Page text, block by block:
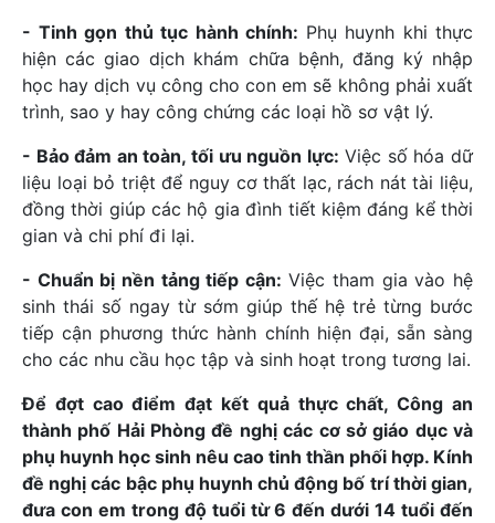
- Tinh gọn thủ tục hành chính: Phụ huynh khi thực
hiện các giao dịch khám chữa bệnh, đăng ký nhập
học hay dịch vụ công cho con em sẽ không phải xuất
trình, sao y hay công chứng các loại hồ sơ vật lý.
- Bảo đảm an toàn, tối ưu nguồn lực: Việc số hóa dữ
liệu loại bỏ triệt để nguy cơ thất lạc, rách nát tài liệu,
đồng thời giúp các hộ gia đình tiết kiệm đáng kể thời
gian và chi phí đi lại.
- Chuẩn bị nền tảng tiếp cận: Việc tham gia vào hệ
sinh thái số ngay từ sớm giúp thế hệ trẻ từng bước
tiếp cận phương thức hành chính hiện đại, sẵn sàng
cho các nhu cầu học tập và sinh hoạt trong tương lai.
Để đợt cao điểm đạt kết quả thực chất, Công an
thành phố Hải Phòng đề nghị các cơ sở giáo dục và
phụ huynh học sinh nêu cao tinh thần phối hợp. Kính
đề nghị các bậc phụ huynh chủ động bố trí thời gian,
đưa con em trong độ tuổi từ 6 đến dưới 14 tuổi đến